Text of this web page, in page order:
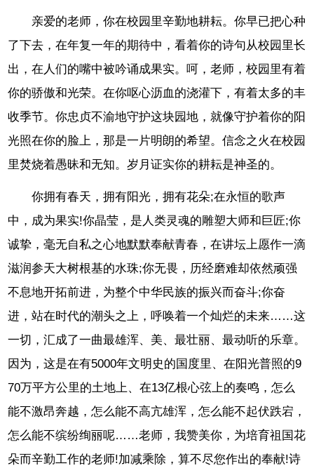
亲爱的老师，你在校园里辛勤地耕耘。你早已把心种
了下去，在年复一年的期待中，看着你的诗句从校园里长
出，在人们的嘴中被吟诵成果实。呵，老师，校园里有着
你的骄傲和光荣。在你呕心沥血的浇灌下，有着太多的丰
收季节。你忠贞不渝地守护这块园地，就像守护着你的阳
光照在你的脸上，那是一片明朗的希望。信念之火在校园
里焚烧着愚昧和无知。岁月证实你的耕耘是神圣的。
你拥有春天，拥有阳光，拥有花朵;在永恒的歌声
中，成为果实!你晶莹，是人类灵魂的雕塑大师和巨匠;你
诚挚，毫无自私之心地默默奉献青春，在讲坛上愿作一滴
滋润参天大树根基的水珠;你无畏，历经磨难却依然顽强
不息地开拓前进，为整个中华民族的振兴而奋斗;你奋
进，站在时代的潮头之上，呼唤着一个灿烂的未来……这
一切，汇成了一曲最雄浑、美、最壮丽、最动听的乐章。
因为，这是在有5000年文明史的国度里、在阳光普照的9
70万平方公里的土地上、在13亿根心弦上的奏鸣，怎么
能不激昂奔越，怎么能不高亢雄浑，怎么能不起伏跌宕，
怎么能不缤纷绚丽呢……老师，我赞美你，为培育祖国花
朵而辛勤工作的老师!加减乘除，算不尽您作出的奉献!诗